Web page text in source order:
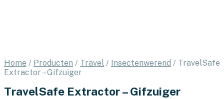
Home / Producten / Travel / Insectenwerend / TravelSafe
Extractor – Gifzuiger
TravelSafe Extractor – Gifzuiger